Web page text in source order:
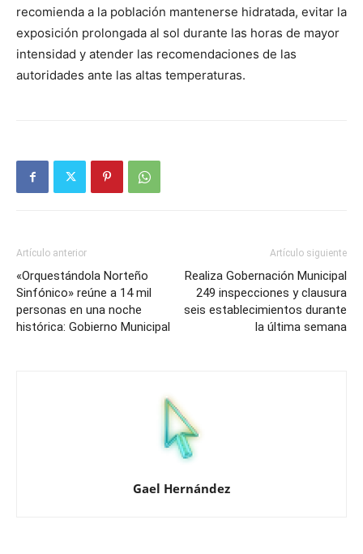
recomienda a la población mantenerse hidratada, evitar la
exposición prolongada al sol durante las horas de mayor
intensidad y atender las recomendaciones de las
autoridades ante las altas temperaturas.
Artículo anterior
«Orquestándola Norteño
Sinfónico» reúne a 14 mil
personas en una noche
histórica: Gobierno Municipal
Artículo siguiente
Realiza Gobernación Municipal
249 inspecciones y clausura
seis establecimientos durante
la última semana
Gael Hernández